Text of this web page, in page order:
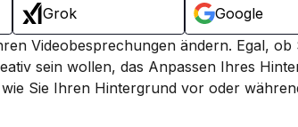
Grok
Google
Videobesprechungen ändern. Egal, ob
sein wollen, das Anpassen Ihres
Sie Ihren Hintergrund vor oder